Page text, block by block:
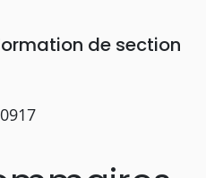
de section